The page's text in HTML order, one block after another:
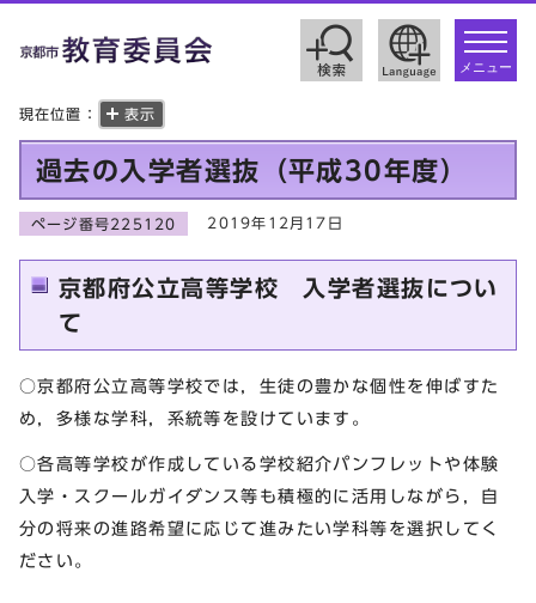
toggle
メニュー
現在位置： 表示
過去の入学者選抜（平成30年度）
ページ番号225120 2019年12月17日
京都府公立高等学校 入学者選抜につい
て
○京都府公立高等学校では，生徒の豊かな個性を伸ばすた
め，多様な学科，系統等を設けています。
○各高等学校が作成している学校紹介パンフレットや体験
入学・スクールガイダンス等も積極的に活用しながら，自
分の将来の進路希望に応じて進みたい学科等を選択してく
ださい。